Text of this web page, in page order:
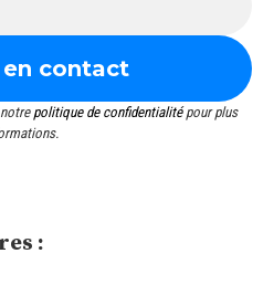
politique de confidentialitépour plus
: